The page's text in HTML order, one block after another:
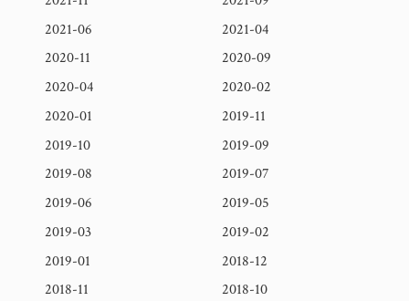
2021-06
2021-04
2020-11
2020-09
2020-04
2020-02
2020-01
2019-11
2019-10
2019-09
2019-08
2019-07
2019-06
2019-05
2019-03
2019-02
2019-01
2018-12
2018-11
2018-10